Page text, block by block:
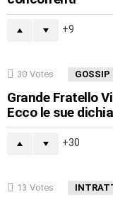
9
30 Votes GOSSIP
Grande Fratello
Ecco le sue
30
13 Votes